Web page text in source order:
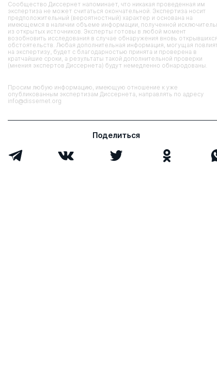
Сообщество Диссернет напоминает, что никакая проведенная им
экспертиза не может считаться окончательной. Экспертиза носит
предположительный (вероятностный) характер и основана на
имеющемся в наличии объеме информации, полученной
из открытых источников. Эксперты готовы в любой момент
возобновить исследования в случае обнаружения вновь
обстоятельств. Любая дополнительная информация, могущая
на экспертизу, будет с благодарностью принята и проверена в
кратчайшие сроки, а результаты такой дополнительной проверки
(мнения экспертов Диссернета) будут немедленно обнародованы.
Просим любую информацию, имеющую отношение к уже
опубликованным экспертизам Диссернета, направлять по адресу
info@dissernet.org
Поделиться